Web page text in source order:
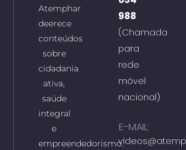
Atemphar
deerece
conteúdos
sobre
cidadania
ativa,
saúde
integral
e
empreendedorismo.
988
(Chamada
para
rede
móvel
nacional)
E-MAIL: